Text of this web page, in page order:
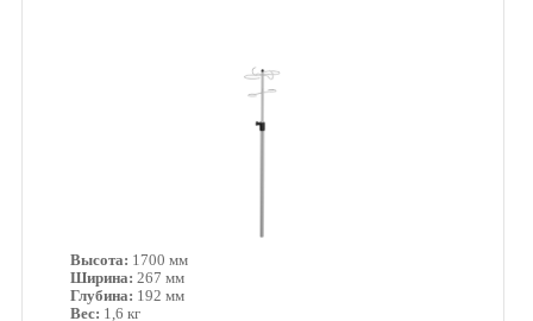
Высота: 1700 мм
Ширина: 267 мм
Глубина: 192 мм
Вес: 1,6 кг